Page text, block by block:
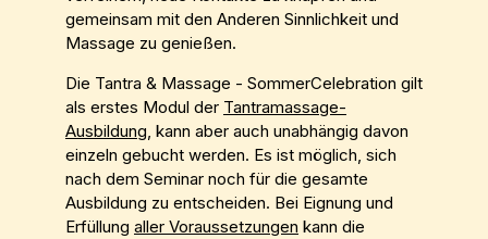
gemeinsam mit den Anderen Sinnlichkeit und
Massage zu genießen.
Die Tantra & Massage - SommerCelebration gilt
als erstes Modul der Tantramassage-
Ausbildung, kann aber auch unabhängig davon
einzeln gebucht werden. Es ist möglich, sich
nach dem Seminar noch für die gesamte
Ausbildung zu entscheiden. Bei Eignung und
Erfüllung aller Voraussetzungen kann die